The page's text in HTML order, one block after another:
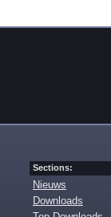
Sections:
Nieuws
Downloads